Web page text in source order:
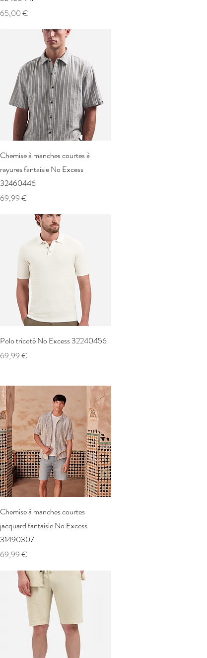
Prix
65,00 €
Aperçu rapide
Chemise à manches courtes à
rayures fantaisie No Excess
32460446
Prix
69,99 €
Aperçu rapide
Polo tricoté No Excess 32240456
Prix
69,99 €
Aperçu rapide
Chemise à manches courtes
jacquard fantaisie No Excess
31490307
Prix
69,99 €